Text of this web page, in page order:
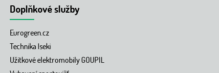
Doplňkové služby
Eurogreen.cz
Technika Iseki
Užitkové elektromobily GOUPIL